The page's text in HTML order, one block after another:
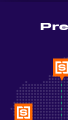
Dámske,
MATERIÁL
Hliník
FARBA
Čierna